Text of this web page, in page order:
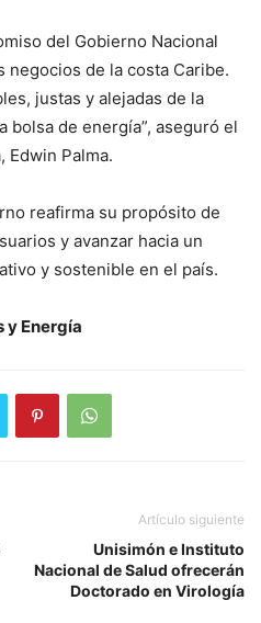
del Gobierno Nacional
negocios de la costa Caribe.
justas y alejadas de la
de energía”, aseguró el
Edwin Palma.
reafirma su propósito de
y avanzar hacia un
y sostenible en el país.
y Energía
Artículo siguiente
Unisimón e Instituto
Nacional de Salud ofrecerán
Doctorado en Virología